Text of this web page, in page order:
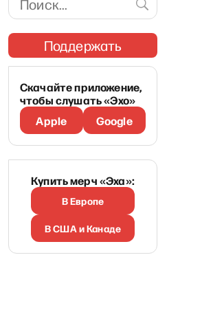
Поддержать
Скачайте приложение,
чтобы слушать «Эхо»
Apple
Google
Купить мерч «Эха»:
В Европе
В США и Канаде